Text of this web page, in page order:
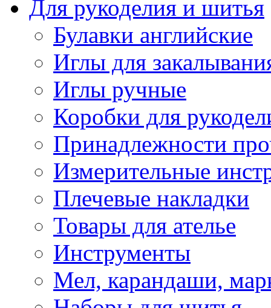
Для рукоделия и шитья
Булавки английские
Иглы для
Иглы ручные
Коробки для
Принадлежности
Измерительные
Плечевые накладки
Товары для ателье
Инструменты
Мел, карандаши,